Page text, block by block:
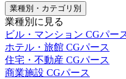
業種別・カテゴリ別
業種別に見る
ビル・マンション CGパー
ホテル・旅館 CGパース
住宅・不動産 CGパース
商業施設 CGパース